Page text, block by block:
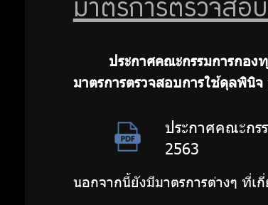
การ
จัดจ้าง
มาตรการ
การรับ
มาตรการตรวจสอ
ประกาศคณะกรรมการกอง
มาตรการตรวจสอบการใช้ดุลพินิจ
ประกาศคณะกร
2563
นอกจากนี้ยังมีมาตรการต่างๆ ที่เ